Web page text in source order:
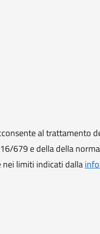
al trattamento
679 e della della
limiti indicati dalla